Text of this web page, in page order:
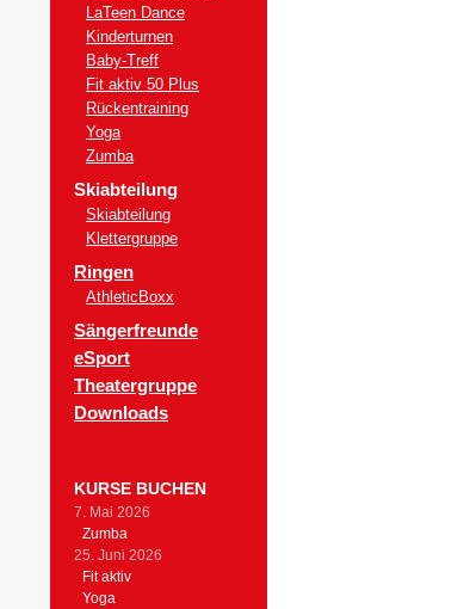
LaTeen Dance
Kinderturnen
Baby-Treff
Fit aktiv 50 Plus
Rückentraining
Yoga
Zumba
Skiabteilung
Skiabteilung
Klettergruppe
Ringen
AthleticBoxx
Sängerfreunde
eSport
Theatergruppe
Downloads
KURSE BUCHEN
7. Mai 2026
Zumba
25. Juni 2026
Fit aktiv
Yoga